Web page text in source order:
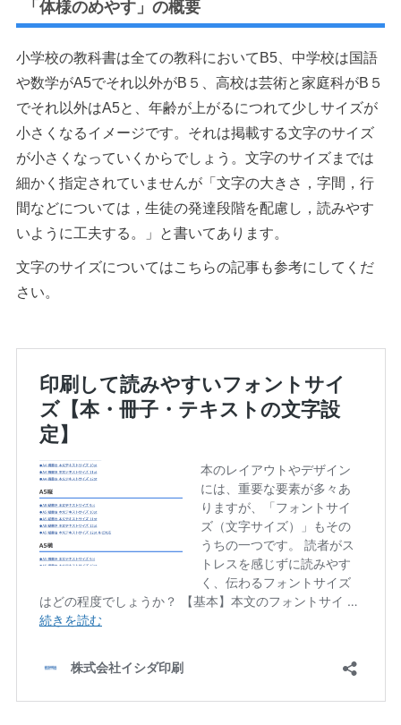
「体様のめやす」の概要
小学校の教科書は全ての教科においてB5、中学校は国語
や数学がA5でそれ以外がB５、高校は芸術と家庭科がB５
でそれ以外はA5と、年齢が上がるにつれて少しサイズが
小さくなるイメージです。それは掲載する文字のサイズ
が小さくなっていくからでしょう。文字のサイズまでは
細かく指定されていませんが「文字の大きさ，字間，行
間などについては，生徒の発達段階を配慮し，読みやす
いように工夫する。」と書いてあります。
文字のサイズについてはこちらの記事も参考にしてくだ
さい。